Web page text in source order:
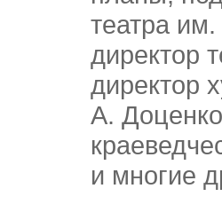
театра
директор
директор
А.
и многие